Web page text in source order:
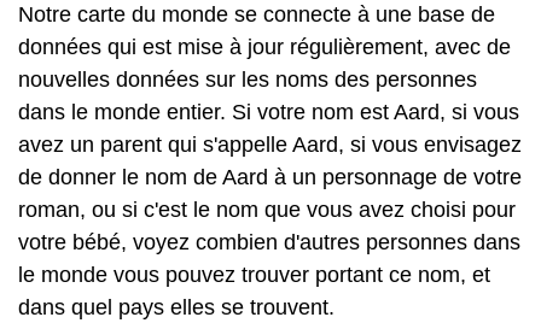
Notre carte du monde se connecte à une base de
données qui est mise à jour régulièrement, avec de
nouvelles données sur les noms des personnes
dans le monde entier. Si votre nom est Aard, si vous
avez un parent qui s'appelle Aard, si vous envisagez
de donner le nom de Aard à un personnage de votre
roman, ou si c'est le nom que vous avez choisi pour
votre bébé, voyez combien d'autres personnes dans
le monde vous pouvez trouver portant ce nom, et
dans quel pays elles se trouvent.